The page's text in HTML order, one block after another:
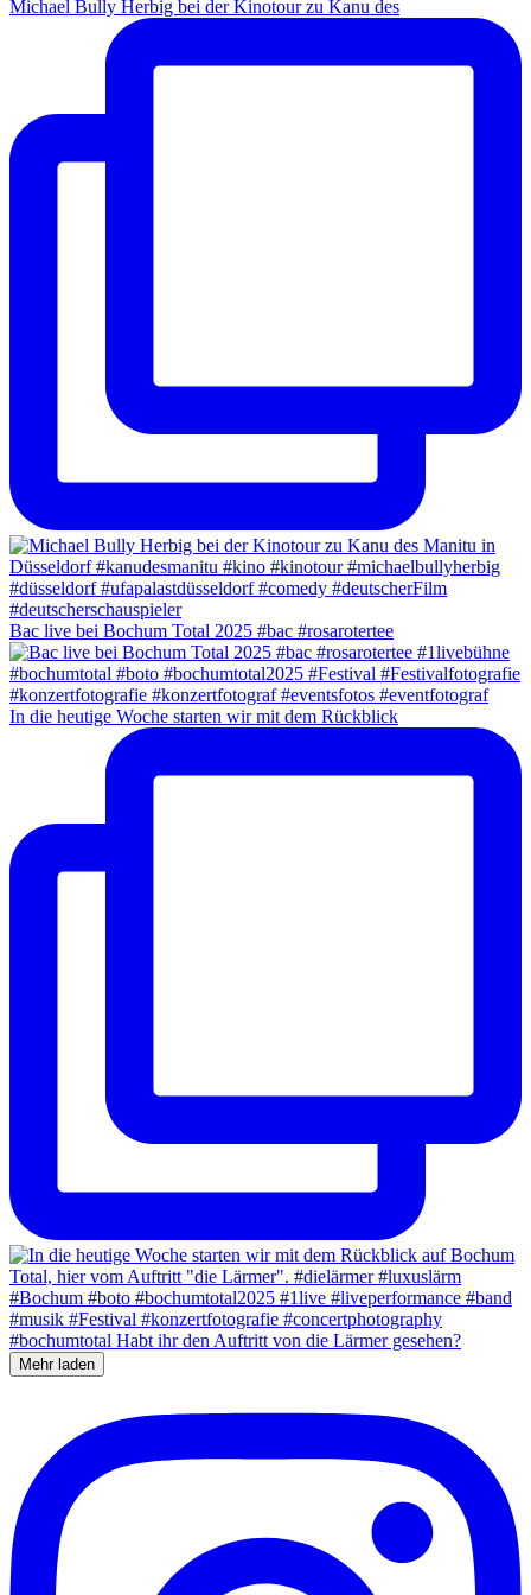
Michael Bully Herbig bei der Kinotour zu Kanu des
Bac live bei Bochum Total 2025 #bac #rosarotertee
In die heutige Woche starten wir mit dem Rückblick
Mehr laden